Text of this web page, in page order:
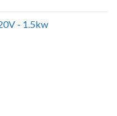
- 1.5kw